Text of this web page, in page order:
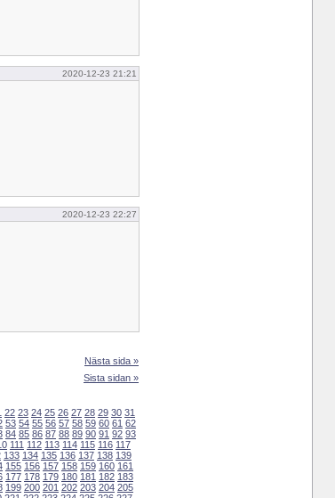
2020-12-23 21:21
2020-12-23 22:27
Nästa sida »
Sista sidan »
22 23 24 25 26 27 28 29 30 31
53 54 55 56 57 58 59 60 61 62
84 85 86 87 88 89 90 91 92 93
111 112 113 114 115 116 117
133 134 135 136 137 138 139
155 156 157 158 159 160 161
177 178 179 180 181 182 183
199 200 201 202 203 204 205